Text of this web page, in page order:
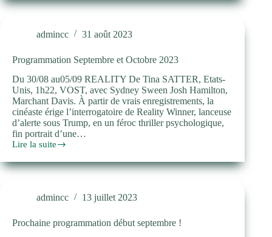
Novembre
admincc 31 août 2023
Programmation Septembre et Octobre 2023
Du 30/08 au05/09 REALITY De Tina SATTER, Etats-
Unis, 1h22, VOST, avec Sydney Sween Josh Hamilton,
Marchant Davis. À partir de vrais enregistrements, la
cinéaste érige l’interrogatoire de Reality Winner, lanceuse
d’alerte sous Trump, en un féroc thriller psychologique,
fin portrait d’une…
Lire la suite
Programmation
et
admincc 13 juillet 2023
Prochaine programmation début septembre !